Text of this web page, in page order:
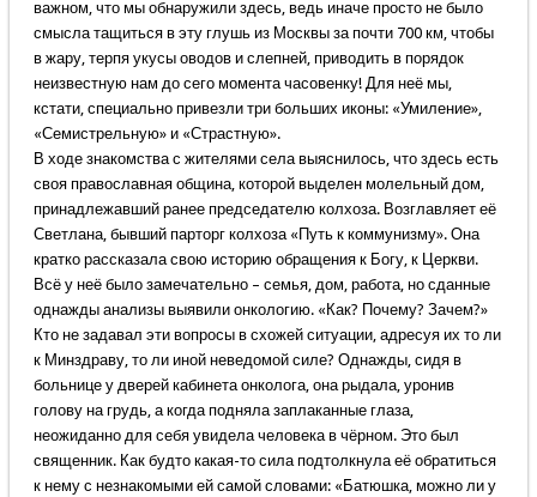
важном, что мы обнаружили здесь, ведь иначе просто не было
смысла тащиться в эту глушь из Москвы за почти 700 км, чтобы
в жару, терпя укусы оводов и слепней, приводить в порядок
неизвестную нам до сего момента часовенку! Для неё мы,
кстати, специально привезли три больших иконы: «Умиление»,
«Семистрельную» и «Страстную».
В ходе знакомства с жителями села выяснилось, что здесь есть
своя православная община, которой выделен молельный дом,
принадлежавший ранее председателю колхоза. Возглавляет её
Светлана, бывший парторг колхоза «Путь к коммунизму». Она
кратко рассказала свою историю обращения к Богу, к Церкви.
Всё у неё было замечательно – семья, дом, работа, но сданные
однажды анализы выявили онкологию. «Как? Почему? Зачем?»
Кто не задавал эти вопросы в схожей ситуации, адресуя их то ли
к Минздраву, то ли иной неведомой силе? Однажды, сидя в
больнице у дверей кабинета онколога, она рыдала, уронив
голову на грудь, а когда подняла заплаканные глаза,
неожиданно для себя увидела человека в чёрном. Это был
священник. Как будто какая-то сила подтолкнула её обратиться
к нему с незнакомыми ей самой словами: «Батюшка, можно ли у